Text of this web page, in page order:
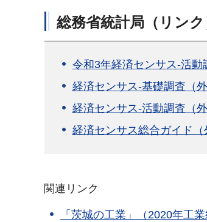
総務省統計局（リンク
令和3年経済センサス-活動
経済センサス-基礎調査（
経済センサス-活動調査（
経済センサス総合ガイド（
関連リンク
「茨城の工業」（2020年工